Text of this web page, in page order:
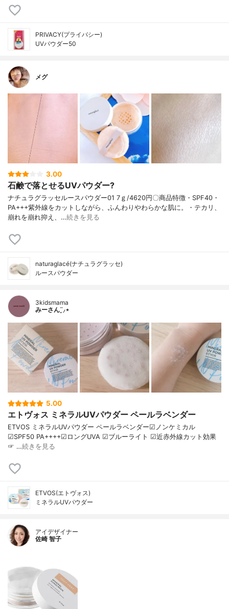
PRIVACY(プライバシー)
UVパウダー50
メグ
3.00
石鹸で落とせるUVパウダー?
ナチュラグラッセルースパウダー01 7ｇ/4620円〇商品特徴・SPF40・
PA+++紫外線をカットしながら、ふんわりやわらかな肌に。・テカリ、
崩れを崩れ抑え、…続きを見る
naturaglacé(ナチュラグラッセ)
ルースパウダー
3kidsmama
みーさん¨̮⸝⋆
5.00
エトヴォス ミネラルUVパウダー ペールラベンダー
ETVOS ミネラルUVパウダー ペールラベンダー☑︎ノンケミカル
☑︎SPF50 PA++++☑︎ロングUVA ☑︎ブルーライト ☑︎近赤外線カット効果
☞ …続きを見る
ETVOS(エトヴォス)
ミネラルUVパウダー
アイデザイナー
佐崎 智子